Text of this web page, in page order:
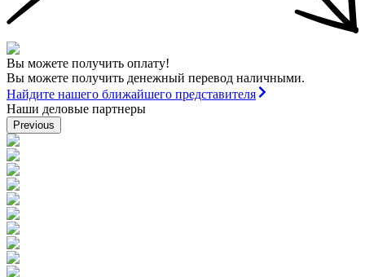
Вы можете получить оплату!
Вы можете получить денежный перевод наличными.
Найдите нашего ближайшего представителя
Наши деловые партнеры
Previous